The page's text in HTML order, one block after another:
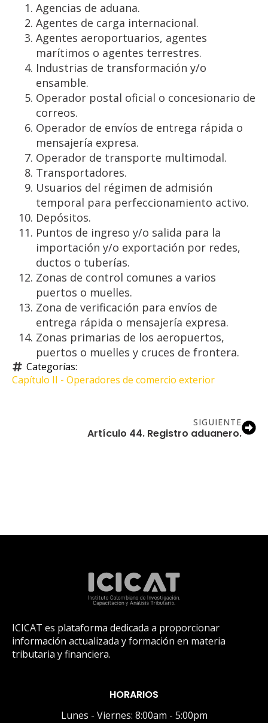
Agencias de aduana.
Agentes de carga internacional.
Agentes aeroportuarios, agentes
marítimos o agentes terrestres.
Industrias de transformación y/o
ensamble.
Operador postal oficial o concesionario de
correos.
Operador de envíos de entrega rápida o
mensajería expresa.
Operador de transporte multimodal.
Transportadores.
Usuarios del régimen de admisión
temporal para perfeccionamiento activo.
Depósitos.
Puntos de ingreso y/o salida para la
importación y/o exportación por redes,
ductos o tuberías.
Zonas de control comunes a varios
puertos o muelles.
Zona de verificación para envíos de
entrega rápida o mensajería expresa.
Zonas primarias de los aeropuertos,
puertos o muelles y cruces de frontera.
Categorías:
Capítulo II - Operadores de comercio exterior
SIGUIENTE
Artículo 44. Registro aduanero.
ICICAT es plataforma dedicada a proporcionar
información actualizada y formación en materia
tributaria y financiera.
HORARIOS
Lunes - Viernes: 8:00am - 5:00pm